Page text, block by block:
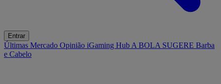
Entrar
Últimas Mercado Opinião iGaming Hub A BOLA SUGERE Barba
e Cabelo